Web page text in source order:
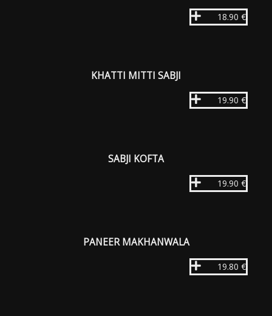
18.90 €
KHATTI MITTI SABJI
19.90 €
SABJI KOFTA
19.90 €
PANEER MAKHANWALA
19.80 €